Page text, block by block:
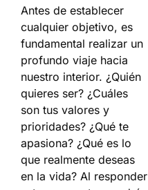
Antes de establecer
cualquier objetivo, es
fundamental realizar un
profundo viaje hacia
nuestro interior. ¿Quién
quieres ser? ¿Cuáles
son tus valores y
prioridades? ¿Qué te
apasiona? ¿Qué es lo
que realmente deseas
en la vida? Al responder